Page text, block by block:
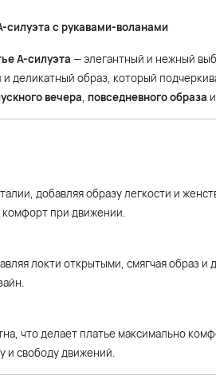
силуэта с рукавами-воланами
А-силуэта — элегантный и нежный
деликатный образ, который
вечера, повседневного образа
добавляя образу легкости и
комфорт при движении.
локти открытыми, смягчая образ
что делает платье максимально
и свободу движений.